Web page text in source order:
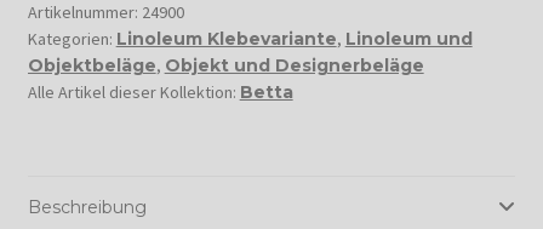
Artikelnummer: 24900
Kategorien: Linoleum Klebevariante, Linoleum und
Objektbeläge, Objekt und Designerbeläge
Alle Artikel dieser Kollektion: Betta
Beschreibung